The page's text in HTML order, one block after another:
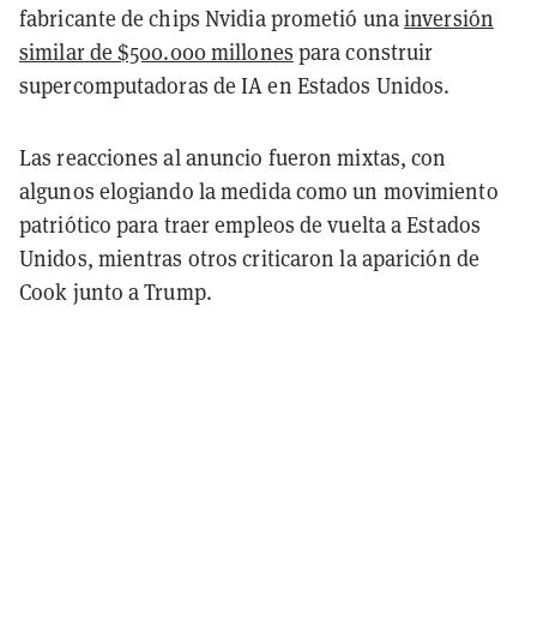
fabricante de chips Nvidia prometió unainversión
similar de $500.000 millones para construir
supercomputadoras de IA en Estados Unidos.
Las reacciones al anuncio fueron mixtas, con
algunos elogiando la medida como un movimiento
patriótico para traer empleos de vuelta a Estados
Unidos, mientras otros criticaron la aparición de
Cook junto a Trump.